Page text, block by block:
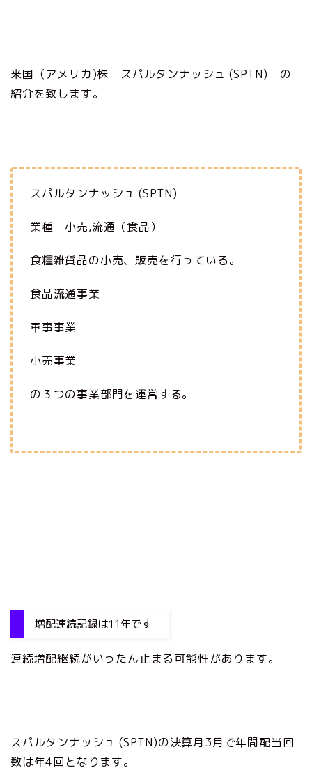
米国（アメリカ)株 スパルタンナッシュ (SPTN) の
紹介を致します。
スパルタンナッシュ (SPTN)
業種 小売,流通（食品）
食糧雑貨品の小売、販売を行っている。
食品流通事業
軍事事業
小売事業
の３つの事業部門を運営する。
増配連続記録は11年です
連続増配継続がいったん止まる可能性があります。
スパルタンナッシュ (SPTN)の決算月3月で年間配当回
数は年4回となります。